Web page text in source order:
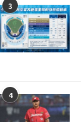
3
4